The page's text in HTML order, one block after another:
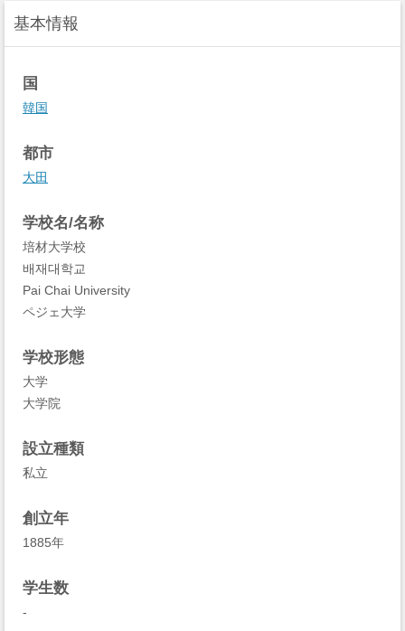
基本情報
国
韓国
都市
大田
学校名/名称
培材大学校
배재대학교
Pai Chai University
ペジェ大学
学校形態
大学
大学院
設立種類
私立
創立年
1885年
学生数
-